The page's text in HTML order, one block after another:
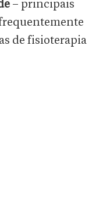
– principais
de fisioterapia